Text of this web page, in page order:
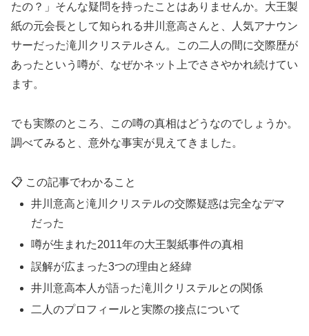
たの？」そんな疑問を持ったことはありませんか。大王製
紙の元会長として知られる井川意高さんと、人気アナウン
サーだった滝川クリステルさん。この二人の間に交際歴が
あったという噂が、なぜかネット上でささやかれ続けてい
ます。
でも実際のところ、この噂の真相はどうなのでしょうか。
調べてみると、意外な事実が見えてきました。
📋 この記事でわかること
井川意高と滝川クリステルの交際疑惑は完全なデマ
だった
噂が生まれた2011年の大王製紙事件の真相
誤解が広まった3つの理由と経緯
井川意高本人が語った滝川クリステルとの関係
二人のプロフィールと実際の接点について